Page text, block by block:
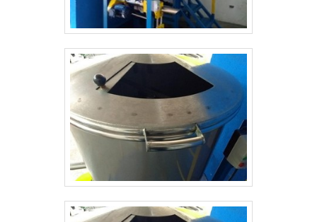
Apenas na Aço e Inox Barretos é possível encontrar
o que há de melhor em equipamentos para
traz inovações e variedades em peneira rotativa
para areia e mezanino metálico com ótima qualidade
e proteção. Com a organização é possível tirar as
suas dúvidas sobre os serviços do ramo, além de
contar com os melhores profissionais e instalações.
Assim, conquistando a confiança e a satisfação dos
clientes, que são os maiores objetivos da marca. A
Aço e Inox Barretos é uma empresa que tem sido
apontada de forma positiva no mercado por toda